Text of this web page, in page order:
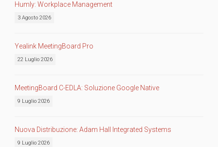
Humly: Workplace Management
3 Agosto 2026
Yealink MeetingBoard Pro
22 Luglio 2026
MeetingBoard C-EDLA: Soluzione Google Native
9 Luglio 2026
Nuova Distribuzione: Adam Hall Integrated Systems
9 Luglio 2026